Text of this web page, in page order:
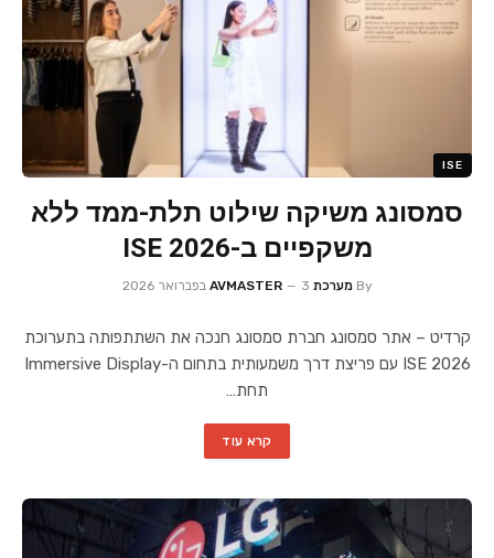
ISE
סמסונג משיקה שילוט תלת-ממד ללא
משקפיים ב-ISE 2026
By מערכת AVMASTER 3 בפברואר 2026
קרדיט – אתר סמסונג חברת סמסונג חנכה את השתתפותה בתערוכת
ISE 2026 עם פריצת דרך משמעותית בתחום ה-Immersive Display
תחת…
קרא עוד